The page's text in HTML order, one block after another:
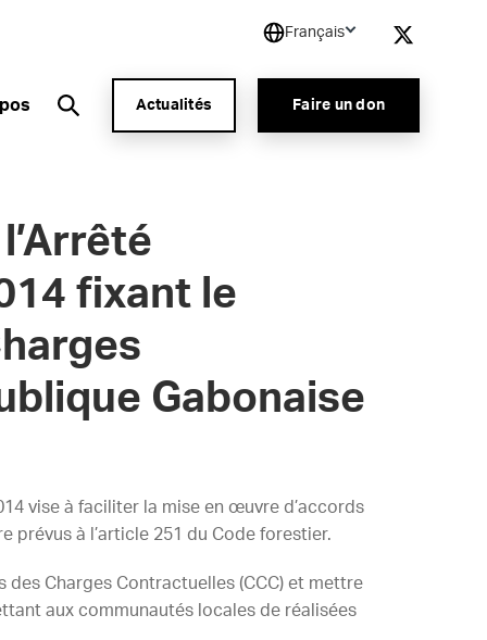
Français
Actualités Faire un don
fixant le
Gabonaise
vise à faciliter la mise en œuvre d’accords
prévus à l’article 251 du Code forestier.
Charges Contractuelles (CCC) et mettre
aux communautés locales de réalisées